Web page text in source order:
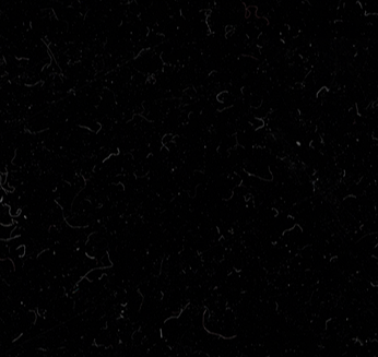
Crítica | Bizarros Peixes das
Fossas Abissais